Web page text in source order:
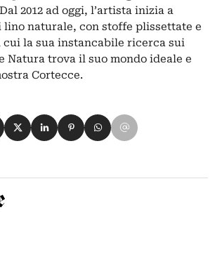
2012 ad oggi, l’artista inizia a
naturale, con stoffe plissettate e
cui la sua instancabile ricerca sui
Natura trova il suo mondo ideale e
Cortecce.
su Facebook
Condividi su X
Condividi su LinkedIn
Condividi su Pinterest
Condividi su WhatsApp
Condividi su Email